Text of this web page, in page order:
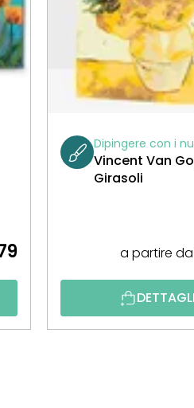
Dipingere con i
Vincent Van
Girasoli
a partire da
DETTAGLI